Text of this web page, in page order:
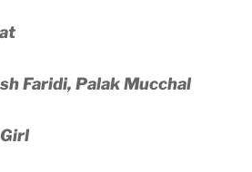
Faridi, Palak Mucchal